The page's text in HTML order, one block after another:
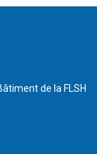
de la FLSH